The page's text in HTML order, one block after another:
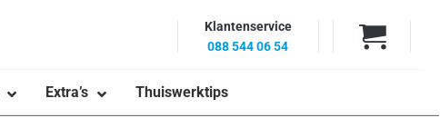
Klantenservice
088 544 06 54
Extra’s Thuiswerktips